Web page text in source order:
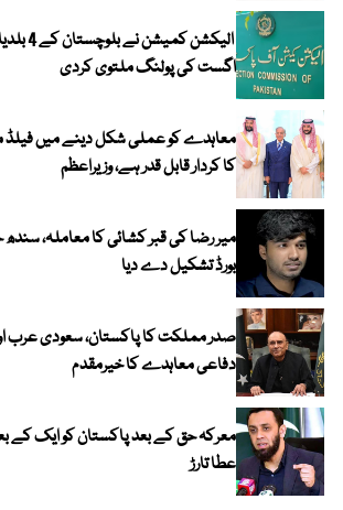
اگست کی پولنگ ملتوی کردی
معاہدے کو عملی شکل دینے میں فیلڈ
کا کردار قابل قدر ہے، وزیراعظم
میر رضا کی قبر کشائی کا معاملہ،
بورڈ تشکیل دے دیا
صدر مملکت کا پاکستان، سعودی عرب
دفاعی معاہدے کا خیرمقدم
معرکہ حق کے بعد پاکستان کو ایک کے
عطا تارڑ